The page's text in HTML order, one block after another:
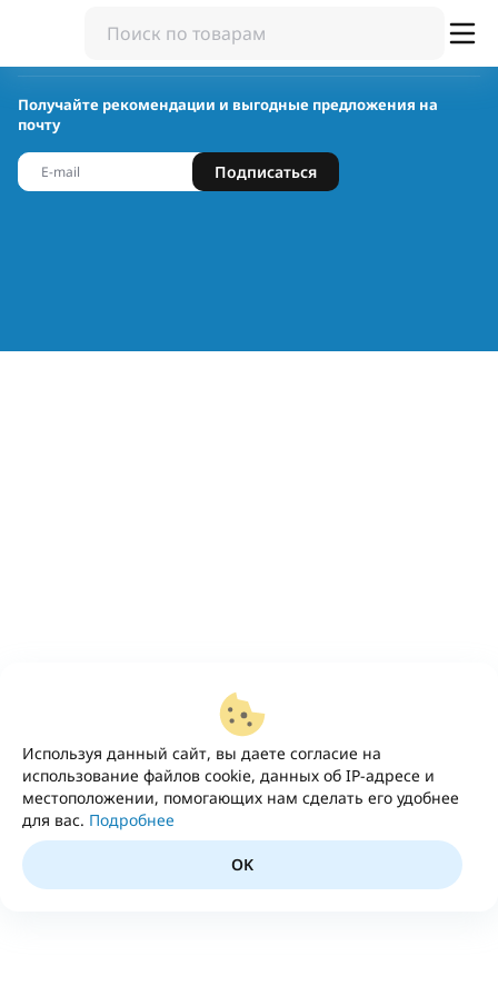
Используя данный сайт, вы даете согласие на
использование файлов cookie, данных об IP-адресе и
местоположении, помогающих нам сделать его удобнее
для вас. Подробнее
OK
Получайте рекомендации и выгодные предложения на
почту
Подписаться